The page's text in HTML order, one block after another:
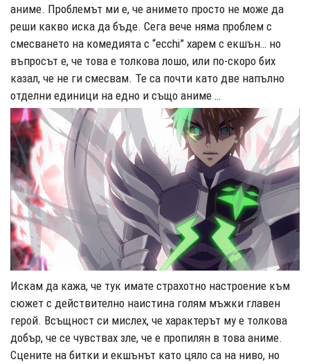
аниме. Проблемът ми е, че анимето просто не може да
реши какво иска да бъде. Сега вече няма проблем с
смесването на комедията с “ecchi” харем с екшън… но
въпросът е, че това е толкова лошо, или по-скоро бих
казал, че не ги смесвам. Те са почти като две напълно
отделни единици на едно и също аниме …
Искам да кажа, че тук имате страхотно настроение към
сюжет с действително наистина голям мъжки главен
герой. Всъщност си мислех, че характерът му е толкова
добър, че се чувствах зле, че е пропилян в това аниме.
Сцените на битки и екшънът като цяло са на ниво, но